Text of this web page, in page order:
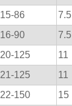
15-86 7.5
16-90 7.5
20-125 11
21-125 11
22-150 15